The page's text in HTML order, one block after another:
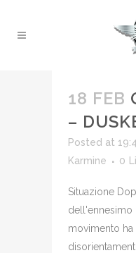
18 FEB
–
Posted at
Karmine
0
Situazione
dell'ennesimo
movimento